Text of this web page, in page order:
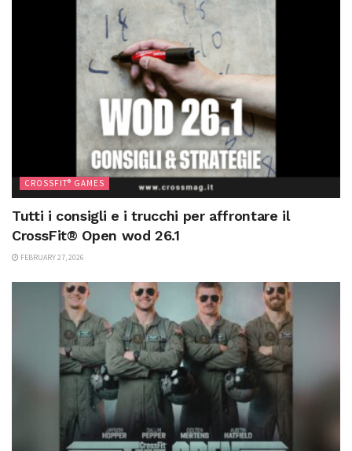
CROSSFIT® GAMES
Tutti i consigli e i trucchi per affrontare il
CrossFit® Open wod 26.1
FEBRUARY 27, 2026